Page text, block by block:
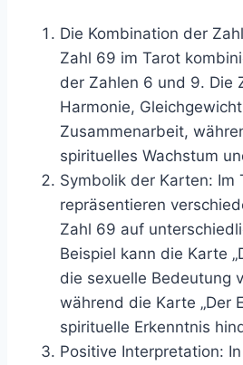
Die Kombination der
Zahl 69 im Tarot
der Zahlen 6 und 9. Die
Harmonie,
Zusammenarbeit,
spirituelles Wachstum
Symbolik der Karten: Im
repräsentieren
Zahl 69 auf
Beispiel kann die Karte
die sexuelle Bedeutung
während die Karte „Der
spirituelle Erkenntnis
Positive Interpretation: